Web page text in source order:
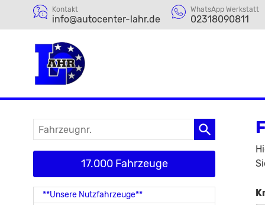
Kontakt
info@autocenter-lahr.de
WhatsApp Werkstatt
02318090811
Fahrzeugnr.
17.000 Fahrzeuge
**Unsere Nutzfahrzeuge**